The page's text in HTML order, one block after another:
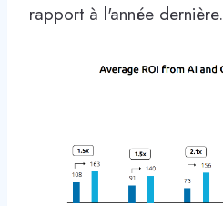
rapport à l'année dernière.